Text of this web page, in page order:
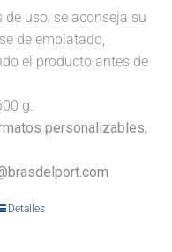
de uso: se aconseja su
de emplatado,
el producto antes de
g.
personalizables,
Detalles